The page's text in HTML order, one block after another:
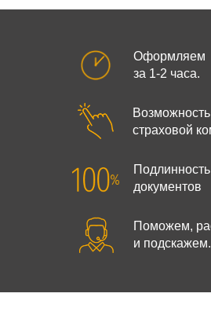
Подлинность
документов
страховой
Оформляем
за 1-2 часа.
Поможем,
и подскажем.